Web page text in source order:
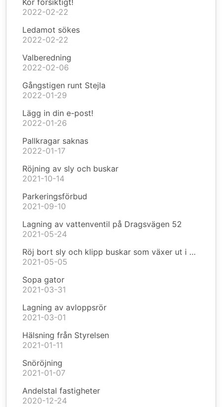
2022-02-22
Ledamot sökes
2022-02-22
Valberedning
2022-02-06
Gångstigen runt Stejla
2022-01-29
Lägg in din e-post!
2022-01-26
Pallkragar saknas
2022-01-17
Röjning av sly och buskar
2021-10-14
Parkeringsförbud
2021-09-10
Lagning av vattenventil på Dragsvägen 52
2021-05-24
Röj bort sly och klipp buskar som växer ut i vägkanten
2021-05-05
Sopa gator
2021-03-31
Lagning av avloppsrör
2021-03-01
Hälsning från Styrelsen
2021-01-11
Snöröjning
2021-01-07
Andelstal fastigheter
2020-12-24